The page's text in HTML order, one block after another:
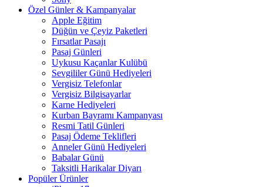
Özel Günler & Kampanyalar
Apple Eğitim
Düğün ve Çeyiz Paketleri
Fırsatlar Pasajı
Pasaj Günleri
Uykusu Kaçanlar Kulübü
Sevgililer Günü Hediyeleri
Vergisiz Telefonlar
Vergisiz Bilgisayarlar
Karne Hediyeleri
Kurban Bayramı Kampanyası
Resmi Tatil Günleri
Pasaj Ödeme Teklifleri
Anneler Günü Hediyeleri
Babalar Günü
Taksitli Harikalar Diyarı
Popüler Ürünler